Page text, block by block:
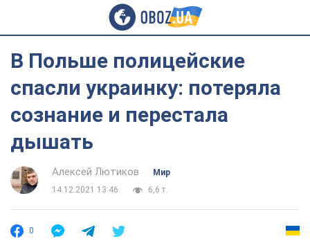
В Польше полицейские
спасли украинку: потеряла
сознание и перестала
дышать
Алексей Лютиков
Мир
14.12.2021 13:46
6,6 т.
0